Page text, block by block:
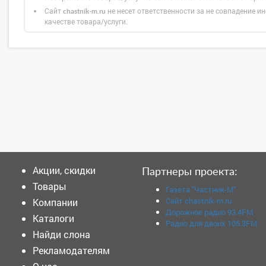
Сайт chastnik-m.ru не несет ответственности за не совпадение
качестве товара/услуги.
Акции, скидки
Товары
Компании
Каталоги
Найди слона
Рекламодателям
Партнеры проекта:
Газета "Частник-М"
Сайт chastnik-m.ru
Дорожное радио 93.4FM
Радио для двоих 105.3FM